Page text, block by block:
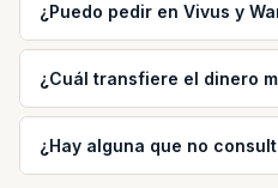
¿Puedo pedir en Vivus y
¿Cuál transfiere el dinero
¿Hay alguna que no